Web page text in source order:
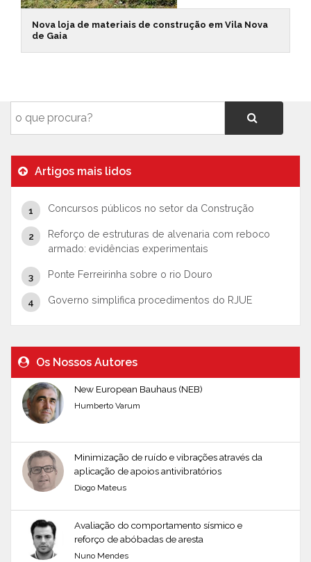
Nova loja de materiais de construção em Vila Nova
de Gaia
Artigos mais lidos
Concursos públicos no setor da Construção
Reforço de estruturas de alvenaria com reboco
armado: evidências experimentais
Ponte Ferreirinha sobre o rio Douro
Governo simplifica procedimentos do RJUE
Os Nossos Autores
New European Bauhaus (NEB)
Humberto Varum
Minimização de ruído e vibrações através da
aplicação de apoios antivibratórios
Diogo Mateus
Avaliação do comportamento sísmico e
reforço de abóbadas de aresta
Nuno Mendes